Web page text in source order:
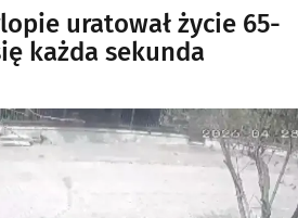
uratował życie 65-
każda sekunda